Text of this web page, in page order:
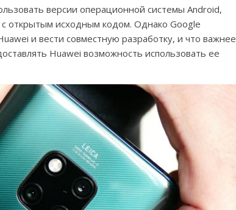
версии операционной системы Android,
открытым исходным кодом. Однако Google
и вести совместную разработку, и что важнее
Huawei возможность использовать ее